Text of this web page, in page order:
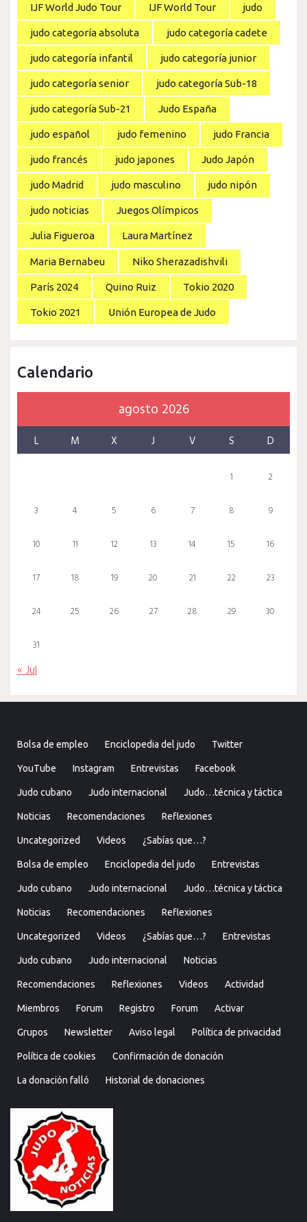
IJF World Judo Tour IJF World Tour judo
judo categoría absoluta judo categoría cadete
judo categoría infantil judo categoría junior
judo categoría senior judo categoría Sub-18
judo categoría Sub-21 Judo España
judo español judo femenino judo Francia
judo francés judo japones Judo Japón
judo Madrid judo masculino judo nipón
judo noticias Juegos Olímpicos
Julia Figueroa Laura Martínez
Maria Bernabeu Niko Sherazadishvili
París 2024 Quino Ruiz Tokio 2020
Tokio 2021 Unión Europea de Judo
Calendario
agosto 2026
L M X J V S D
1 2
3 4 5 6 7 8 9
10 11 12 13 14 15 16
17 18 19 20 21 22 23
24 25 26 27 28 29 30
31
« Jul
Bolsa de empleo Enciclopedia del judo Twitter
YouTube Instagram Entrevistas Facebook
Judo cubano Judo internacional Judo…técnica y táctica
Noticias Recomendaciones Reflexiones
Uncategorized Videos ¿Sabías que…?
Bolsa de empleo Enciclopedia del judo Entrevistas
Judo cubano Judo internacional Judo…técnica y táctica
Noticias Recomendaciones Reflexiones
Uncategorized Videos ¿Sabías que…? Entrevistas
Judo cubano Judo internacional Noticias
Recomendaciones Reflexiones Videos Actividad
Miembros Forum Registro Forum Activar
Grupos Newsletter Aviso legal Política de privacidad
Política de cookies Confirmación de donación
La donación falló Historial de donaciones